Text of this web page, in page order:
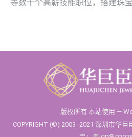
等数千个高薪技能职位，搭建珠
版权所有 本站使用 —
COPYRIGHT (©) 2003 -2021 深圳市华